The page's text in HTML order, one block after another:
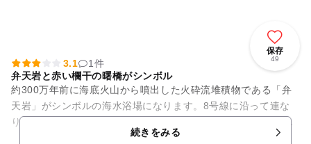
保存
49
3.1
1件
弁天岩と赤い欄干の曙橋がシンボル
約300万年前に海底火山から噴出した火砕流堆積物である「弁
天岩」がシンボルの海水浴場になります。8号線に沿って連な
り、県立比岐自然公園に指定されている能生海岸の海岸線には
自然がたくさん残されてい...続きをみる